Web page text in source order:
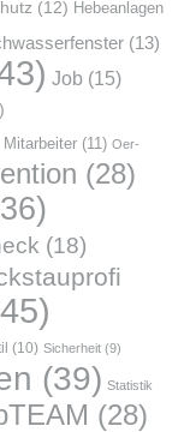
(12) Hebeanlagen
(13)
Job(15)
Mitarbeiter(11) Oer-
(28)
(18)
(10) Sicherheit(9)
(39) Statistik
(28)